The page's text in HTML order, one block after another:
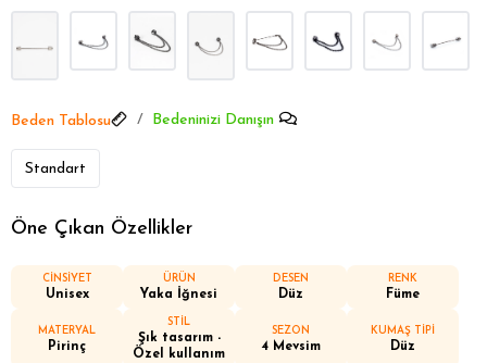
Beden Tablosu Bedeninizi Danışın
Standart
Öne Çıkan Özellikler
CİNSİYET
Unisex
ÜRÜN
Yaka İğnesi
DESEN
Düz
RENK
Füme
MATERYAL
Pirinç
STİL
Şık tasarım -
Özel kullanım
SEZON
4 Mevsim
KUMAŞ TİPİ
Düz